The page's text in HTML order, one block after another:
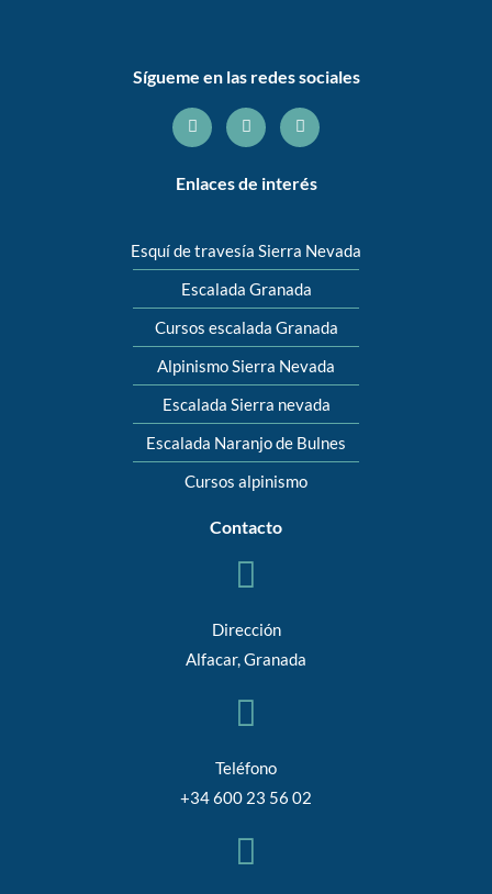
Sígueme en las redes sociales
Enlaces de interés
Esquí de travesía Sierra Nevada
Escalada Granada
Cursos escalada Granada
Alpinismo Sierra Nevada
Escalada Sierra nevada
Escalada Naranjo de Bulnes
Cursos alpinismo
Contacto
Dirección
Alfacar, Granada
Teléfono
+34 600 23 56 02